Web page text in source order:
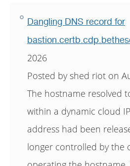
Dangling DNS record for
2026
Posted by shed riot on
The hostname resolved
within a dynamic cloud
address had been
longer controlled by the